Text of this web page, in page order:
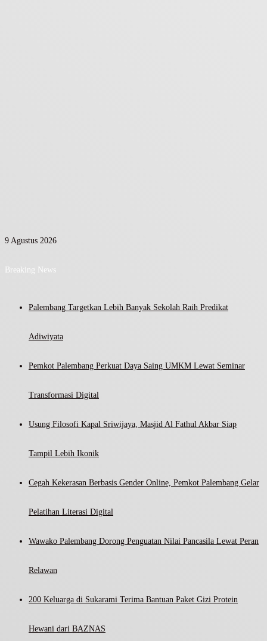
9 Agustus 2026
Breaking News
Palembang Targetkan Lebih Banyak Sekolah Raih Predikat
Adiwiyata
Pemkot Palembang Perkuat Daya Saing UMKM Lewat Seminar
Transformasi Digital
Usung Filosofi Kapal Sriwijaya, Masjid Al Fathul Akbar Siap
Tampil Lebih Ikonik
Cegah Kekerasan Berbasis Gender Online, Pemkot Palembang Gelar
Pelatihan Literasi Digital
Wawako Palembang Dorong Penguatan Nilai Pancasila Lewat Peran
Relawan
200 Keluarga di Sukarami Terima Bantuan Paket Gizi Protein
Hewani dari BAZNAS